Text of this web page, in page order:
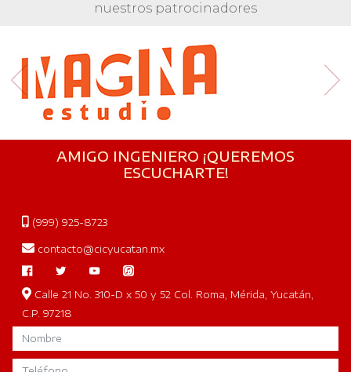
nuestros patrocinadores
AMIGO INGENIERO ¡QUEREMOS
ESCUCHARTE!
(999) 925-8723
contacto@cicyucatan.mx
Calle 21 No. 310-D x 50 y 52 Col. Roma, Mérida, Yucatán,
C.P. 97218